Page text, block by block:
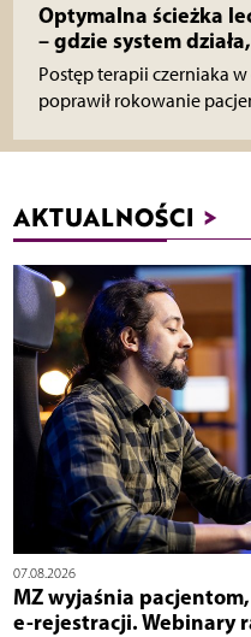
Optymalna ścieżka
– gdzie system
Postęp terapii czerniaka
poprawił rokowanie
AKTUALNOŚCI >
07.08.2026
MZ wyjaśnia
e-rejestracji. Webinary